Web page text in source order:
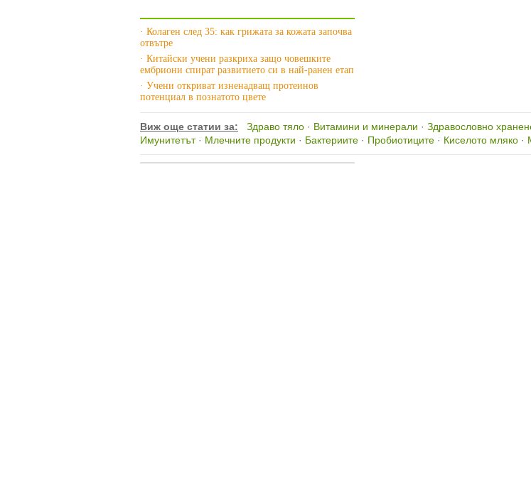
· Колаген след 35: как грижата за кожата започва
отвътре
· Китайски учени разкриха защо човешките
ембриони спират развитието си в най-ранен етап
· Учени откриват изненадващ протеинов
потенциал в познатото цвете
Виж още статии за: Здраво тяло · Витамини и минерали · Здравословно
Имунитетът· Млечните продукти · Бактериите · Пробиотиците · Киселото мляко ·